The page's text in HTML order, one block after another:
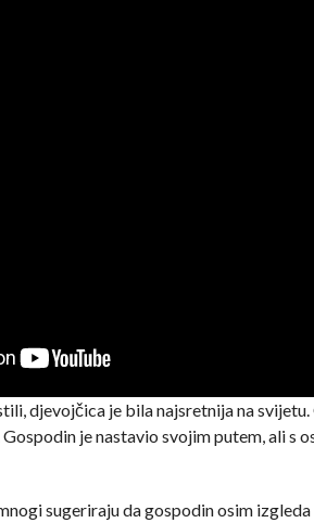
djevojčica je bila najsretnija na
je nastavio svojim putem, ali s
sugeriraju da gospodin osim